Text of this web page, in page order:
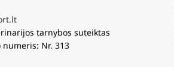
tarnybos suteiktas
Nr. 313